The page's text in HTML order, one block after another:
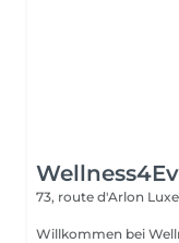
73, route d'Arlon
Willkommen bei